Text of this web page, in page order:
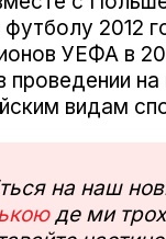
2012
УЕФА в
проведении
видам
на наш
де ми